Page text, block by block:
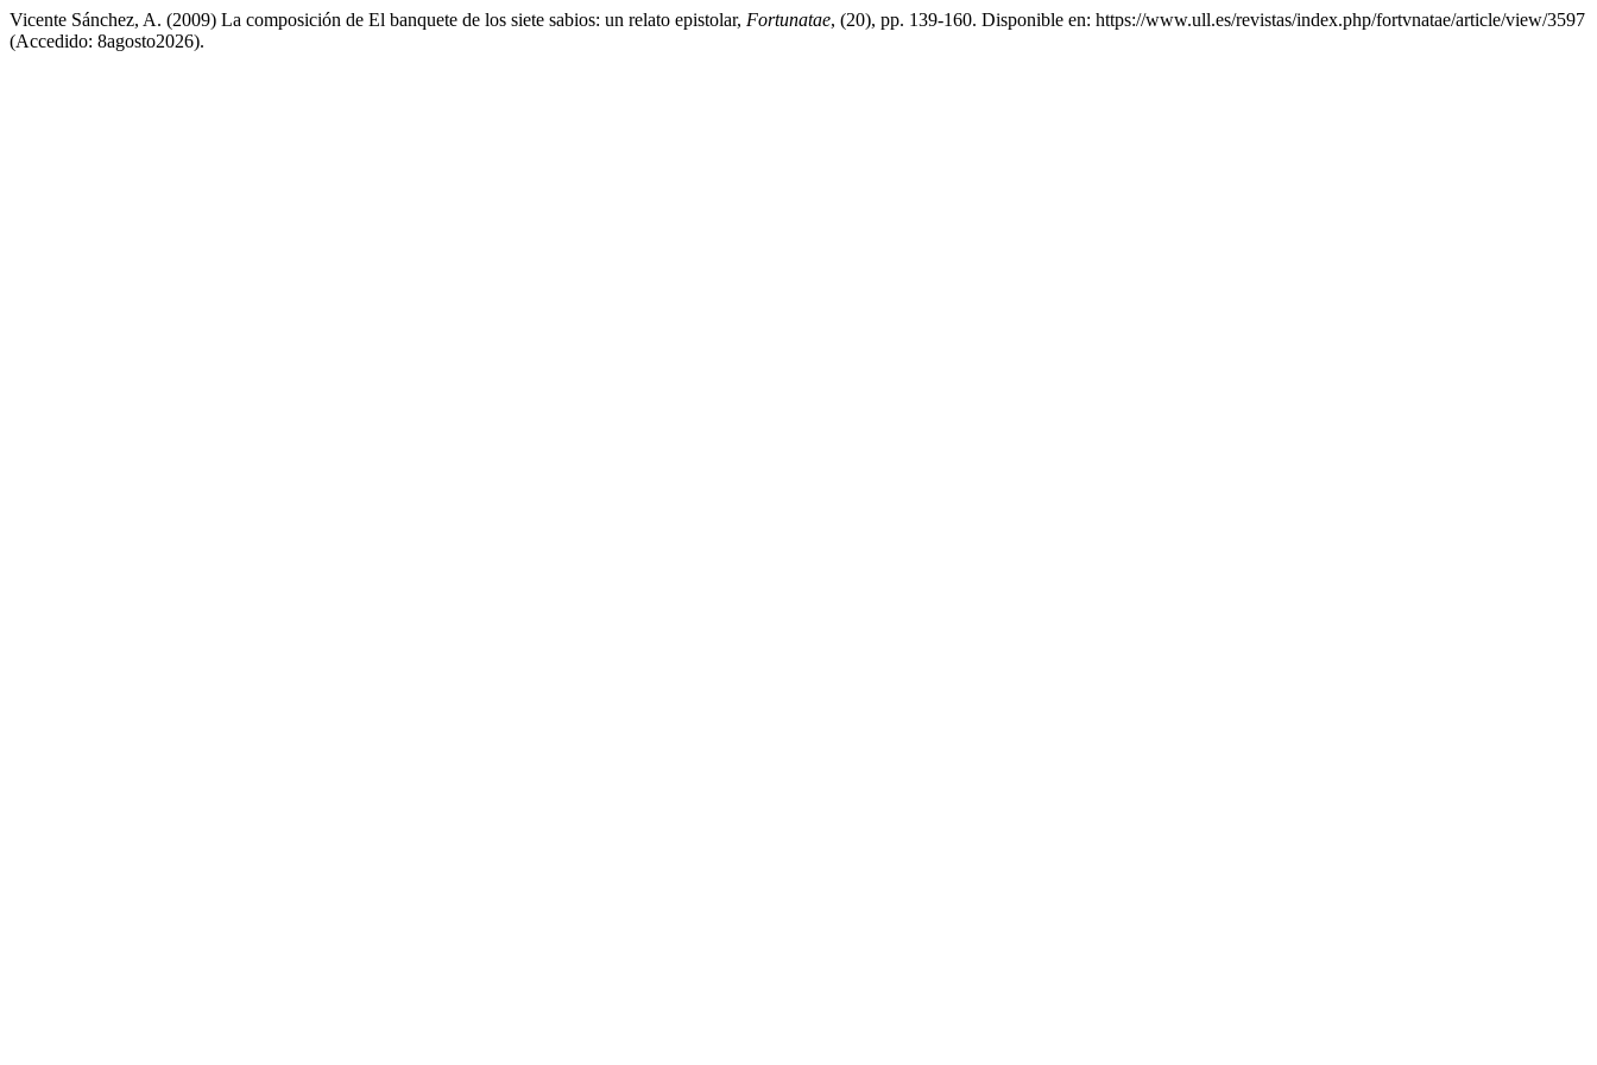
Vicente Sánchez, A. (2009) La composición de El banquete de los siete sabios: un relato epistolar, Fortunatae, (20), pp. 139-160. Disponible en: https://www.ull.es/revistas/index.php/fortvnatae/article/view/3597
(Accedido: 8agosto2026).